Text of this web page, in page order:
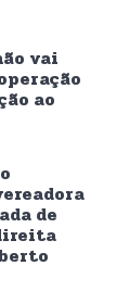
vai
ao
de